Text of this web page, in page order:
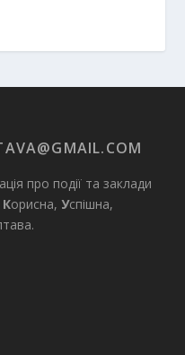
про події та заклади
Корисна,Успішна,